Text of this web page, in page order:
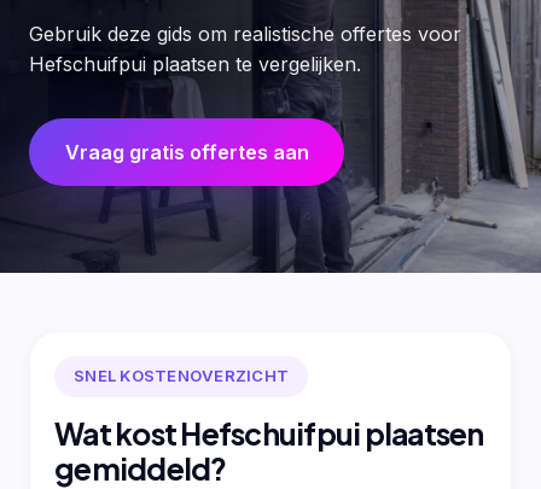
Gebruik deze gids om realistische offertes voor
Hefschuifpui plaatsen te vergelijken.
Vraag gratis offertes aan
SNEL KOSTENOVERZICHT
Wat kost Hefschuifpui plaatsen
gemiddeld?